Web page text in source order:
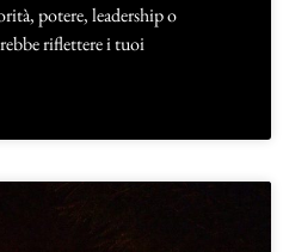
potere, leadership o
riflettere i tuoi